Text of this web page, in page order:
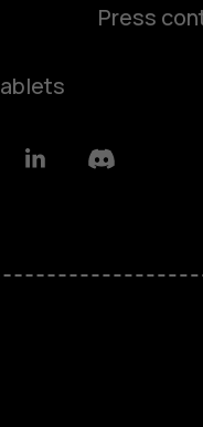
Press
LinkedinDiscord